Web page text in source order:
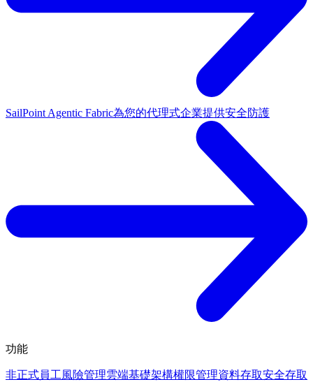
SailPoint Agentic Fabric為您的代理式企業提供安全防護
功能
非正式員工風險管理雲端基礎架構權限管理資料存取安全存取